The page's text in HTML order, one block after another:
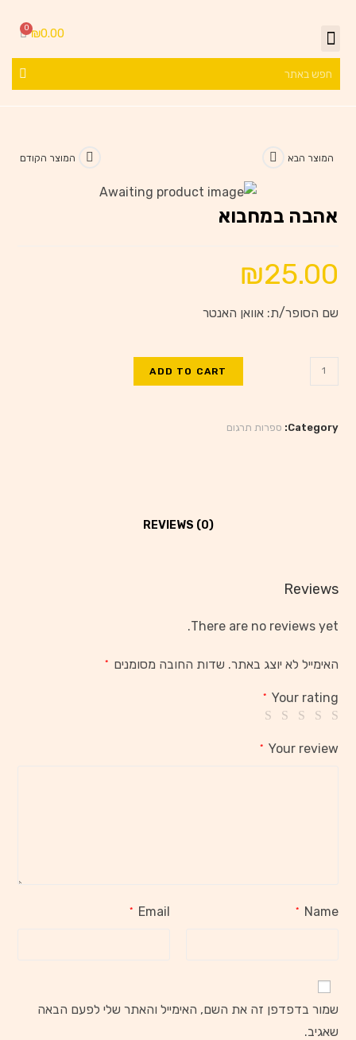
₪0.00
המוצר הקודם המוצר הבא
אהבה במחבוא
₪25.00
שם הסופר/ת: אוואן האנטר
ADD TO CART
Category: ספרות תרגום
REVIEWS (0)
Reviews
There are no reviews yet.
האימייל לא יוצג באתר. שדות החובה מסומנים *
Your rating
*
Your review
*
Name
*
Email
*
שמור בדפדפן זה את השם, האימייל והאתר שלי לפעם הבאה
שאגיב.